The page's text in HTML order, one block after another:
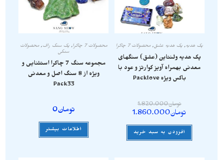
پک هدیه,پک هدیه عشق,محصولات 7 چاکرا
پک هدیه ولنتاین (عشق) سنگهای
معدنی بهمراه آویز کوارتز و عود با
باکس ویژه Packlove
تومان1.820.000
تومان1.860.000
افزودن به سبد خرید
محصولات 7 چاکرا ,پک سنگ راف,محصولات
سنگی
مجموعه سنگ 7 چاکرا استثنایی و
ویژه از 8 سنگ اصل و معدنی
Pack33
تومان0
اطلاعات بیشتر